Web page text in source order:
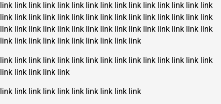
link link link link link link link link link link link link link link link
link link link link link link link link link link link link link link link
link link link link link link link link link link link link link link link
link link link link link link link link link link
link link link link link link link link link link link link link link link
link link link link link
link link link link link link link link link link